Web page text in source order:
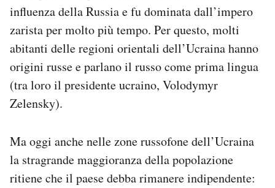
influenza della Russia e fu dominata dall’impero
zarista per molto più tempo. Per questo, molti
abitanti delle regioni orientali dell’Ucraina hanno
origini russe e parlano il russo come prima lingua
(tra loro il presidente ucraino, Volodymyr
Zelensky).
Ma oggi anche nelle zone russofone dell’Ucraina
la stragrande maggioranza della popolazione
ritiene che il paese debba rimanere indipendente: